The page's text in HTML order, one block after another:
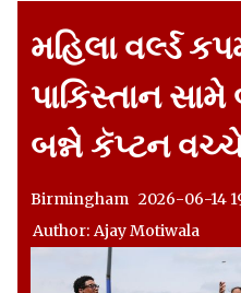
મહિલા વર્લ્ડ
પાકિસ્તાન
બન્ને કૅપ્ટન
Birmingham 2026-06-14
Author: Ajay Motiwala